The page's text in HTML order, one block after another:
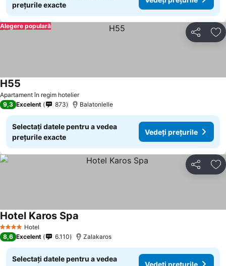
prețurile exacte
Distribuiți
Alegere populară
Apartament în regim hotelier
H55
9,3 Excelent 873 Balatonlelle
Selectați datele pentru a vedea
prețurile exacte
Vedeți prețurile
Distribuiți
4 Stele Hotel
Hotel Karos Spa
8,6 Excelent 6.110 Zalakaros
Selectați datele pentru a vedea
Vedeți prețurile